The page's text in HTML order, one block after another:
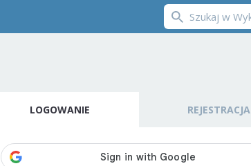
LOGOWANIE REJESTRACJA